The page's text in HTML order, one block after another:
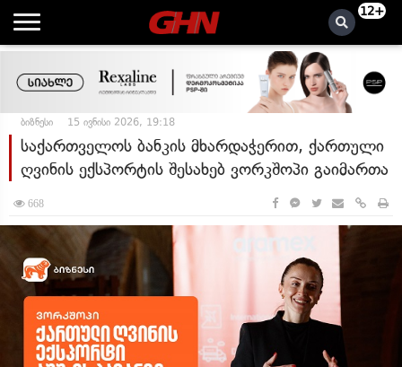
12+
ბიზნესი 15 ივნისი 2026, 19:18
საქართველოს ბანკის მხარდაჭერით, ქართული
ღვინის ექსპორტის შესახებ ვორკშოპი გაიმართა
668